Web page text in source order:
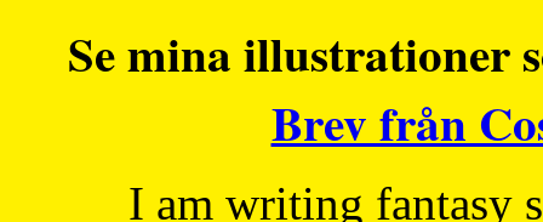
Se mina illustrationer
Brev från
I am writing fantasy